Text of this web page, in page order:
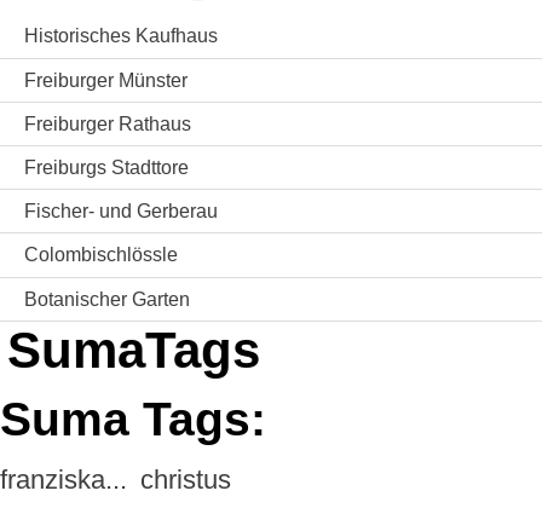
Historisches Kaufhaus
Freiburger Münster
Freiburger Rathaus
Freiburgs Stadttore
Fischer- und Gerberau
Colombischlössle
Botanischer Garten
SumaTags
Suma Tags:
franziska... christus